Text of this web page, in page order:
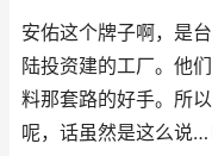
安佑这个牌子啊，是
陆投资建的工厂。他
料那套路的好手。所
呢，话虽然是这么说…